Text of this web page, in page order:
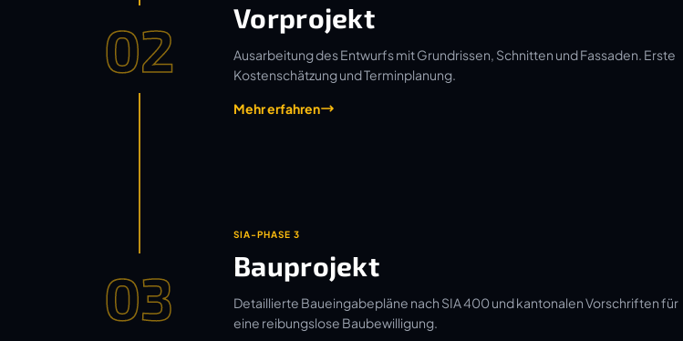
02 Vorprojekt
Ausarbeitung des Entwurfs mit Grundrissen, Schnitten und Fassaden. Erste
Kostenschätzung und Terminplanung.
Mehr erfahren
03
SIA-PHASE 3
Bauprojekt
Detaillierte Baueingabepläne nach SIA 400 und kantonalen Vorschriften für
eine reibungslose Baubewilligung.